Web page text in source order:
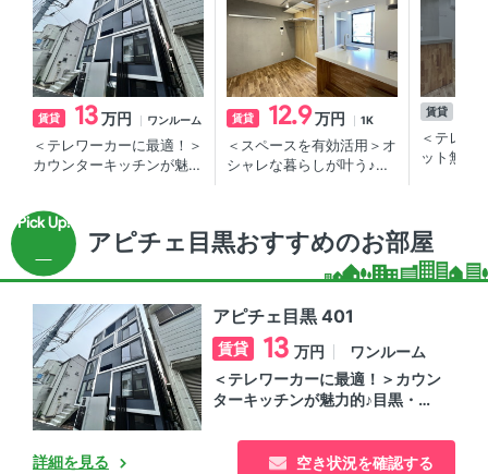
賃貸 13万円 ワンルーム
＜テレワーカーに最適！＞
カウンターキッチンが魅力
賃貸 12.9万円 1K
＜スペースを有効活用＞オ
シャレな暮らしが叶う♪目
賃貸
＜テレワ
ット無料
アピチェ目黒おすすめのお部屋
アピチェ目黒 401
賃貸 13 万円
ワンルーム
＜テレワーカーに最適！＞カウン
ターキッチンが魅力的♪目黒・不
空き状況を確認する
詳細を見る